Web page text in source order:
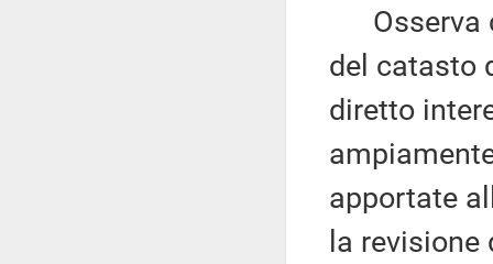
Osserva
del catasto
diretto
apportate
la